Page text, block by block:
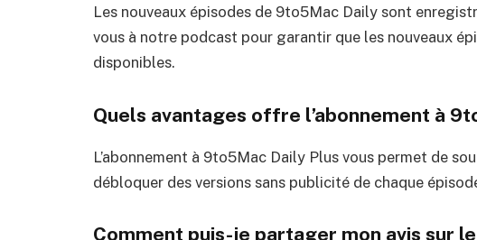
Les nouveaux épisodes de 9to5Mac Daily sont
vous à notre podcast pour garantir que les nouveaux
disponibles.
Quels avantages offre l’abonnement à
L’abonnement à 9to5Mac Daily Plus vous permet de
débloquer des versions sans publicité de chaque
Comment puis-je partager mon avis sur